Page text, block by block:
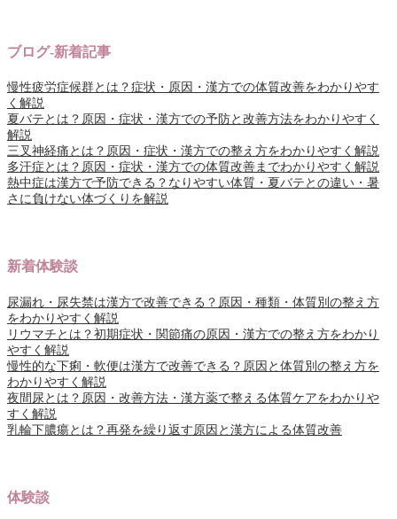
ブログ-新着記事
慢性疲労症候群とは？症状・原因・漢方での体質改善をわかりやす
く解説
夏バテとは？原因・症状・漢方での予防と改善方法をわかりやすく
解説
三叉神経痛とは？原因・症状・漢方での整え方をわかりやすく解説
多汗症とは？原因・症状・漢方での体質改善までわかりやすく解説
熱中症は漢方で予防できる？なりやすい体質・夏バテとの違い・暑
さに負けない体づくりを解説
新着体験談
尿漏れ・尿失禁は漢方で改善できる？原因・種類・体質別の整え方
をわかりやすく解説
リウマチとは？初期症状・関節痛の原因・漢方での整え方をわかり
やすく解説
慢性的な下痢・軟便は漢方で改善できる？原因と体質別の整え方を
わかりやすく解説
夜間尿とは？原因・改善方法・漢方薬で整える体質ケアをわかりや
すく解説
乳輪下膿瘍とは？再発を繰り返す原因と漢方による体質改善
体験談